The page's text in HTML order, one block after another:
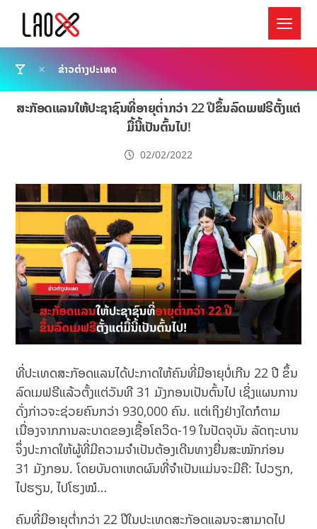
ຂ່າວຕ່າງປະເທດ
ສະກັອດແລນໃຫ້ປະຊາຊົນທີ່ອາຍຸຕ່ຳກວ່າ 22 ປີຂຶ້ນລົດເມຟຣີຕັ້ງແຕ່
ມື້ນີ້ເປັນຕົ້ນໄປ!
02/02/2022
ທີ່ປະເທດສະກັອດແລນໄດ້ປະກາດໃຫ້ຄົນທີ່ມີອາຍຸບໍ່ເກີນ 22 ປີ ຂຶ້ນ
ລົດເມຟຣີແລ້ວຕັ້ງແຕ່ວັນທີ 31 ມັງກອນເປັນຕົ້ນໄປ ເຊິ່ງແຜນການ
ດັ່ງກ່າວຈະຊ່ວຍຄົນກວ່າ 930,000 ຄົນ. ແຕ່ເຖິງຢ່າງໃດກໍຕາມ
ເນື່ອງຈາກການລະບາດຂອງເຊື້ອໂຄວິດ-19 ໃນປັດຈຸບັນ ລັດຖະບານ
ຈຶ່ງປະກາດໃຫ້ຜູ້ທີ່ມີຄວາມຈຳເປັນຕ້ອງເດີນທາງຍື່ນສະໝັກກ່ອນ
31 ມັງກອນ. ໂດຍບັນດາເຫດຜົນທີ່ຈຳເປັນແມ່ນຈະມີຄື: ໄປວຽກ,
ໄປຮຽນ, ໄປໂຮງໝໍ…
ຄົນທີ່ມີອາຍຸຕ່ຳກວ່າ 22 ປີໃນປະເທດສະກັອດແລນຈະສາມາດໄປ